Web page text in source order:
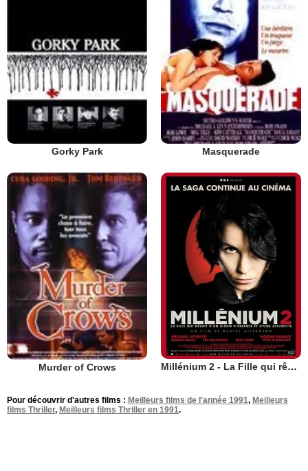
Gorky Park Masquerade
Murder of Crows Millénium 2 - La Fille qui rêvait d'un bidon d'essence et d'une allumette
Pour découvrir d'autres films : Meilleurs films de l'année 1991, Meilleurs
films Thriller, Meilleurs films Thriller en 1991.